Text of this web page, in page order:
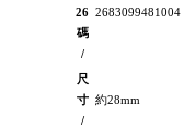
26
碼
/
2683099481004
尺
寸
/
約28mm